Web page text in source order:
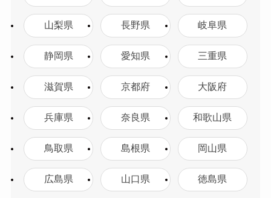
山梨県 長野県 岐阜県
静岡県 愛知県 三重県
滋賀県 京都府 大阪府
兵庫県 奈良県 和歌山県
鳥取県 島根県 岡山県
広島県 山口県 徳島県